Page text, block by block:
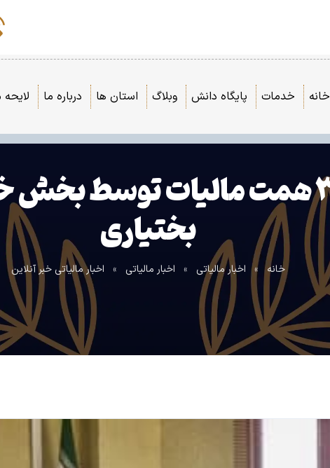
خانه خدمات پایگاه دانش وبلاگ استان ها درباره ما لایحه
پرداخت حدود ۳.۵ همت مالیات
بختیاری
خانه » اخبار مالیاتی » اخبار مالیاتی » اخبار مالیاتی خبر آنلاین